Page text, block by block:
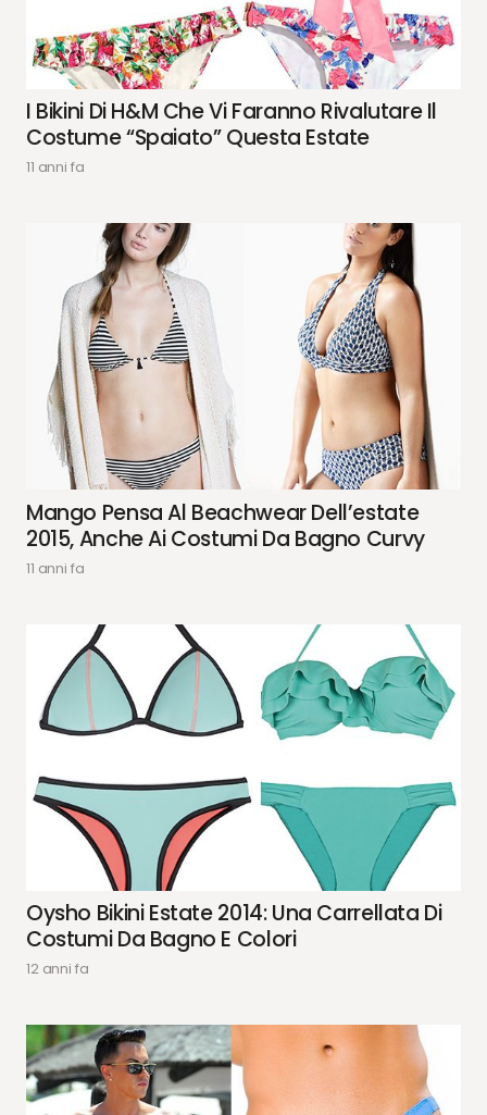
I Bikini Di H&M Che Vi Faranno Rivalutare Il
Costume “spaiato” Questa Estate
11 anni fa
Mango Pensa Al Beachwear Dell’estate
2015, Anche Ai Costumi Da Bagno Curvy
11 anni fa
Oysho Bikini Estate 2014: Una Carrellata Di
Costumi Da Bagno E Colori
12 anni fa